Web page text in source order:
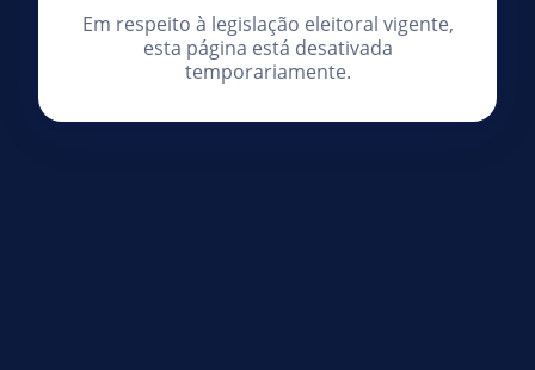
Em respeito à legislação eleitoral vigente,
esta página está desativada
temporariamente.